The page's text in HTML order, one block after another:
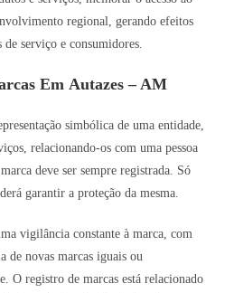
regional, gerando efeitos
serviço e consumidores.
Em Autazes – AM
simbólica de uma entidade,
relacionando-os com uma pessoa
deve ser sempre registrada. Só
garantir a proteção da mesma.
vigilância constante à marca, com
de novas marcas iguais ou
O registro de marcas está relacionado